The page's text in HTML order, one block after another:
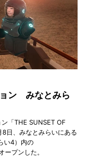
ン みなとみら
「THE SUNSET OF
日、みなとみらいにある
い4）内の
ープンした。